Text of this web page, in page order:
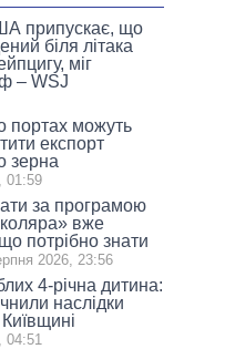
припускає, що
біля літака
міг
– WSJ
портах можуть
експорт
зерна
01:59
за програмою
вже
потрібно знати
2026, 23:56
4-річна дитина:
наслідки
04:51